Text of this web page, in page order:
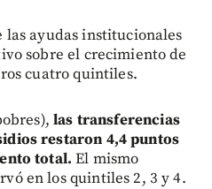
las ayudas institucionales
sobre el crecimiento de
cuatro quintiles.
las transferencias
restaron 4,4 puntos
total.El mismo
en los quintiles 2, 3 y 4.